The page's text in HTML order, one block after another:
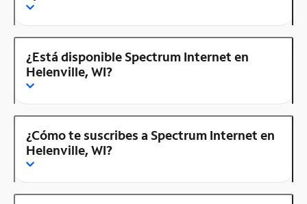
¿Está disponible Spectrum Internet en
Helenville, WI?
¿Cómo te suscribes a Spectrum Internet en
Helenville, WI?